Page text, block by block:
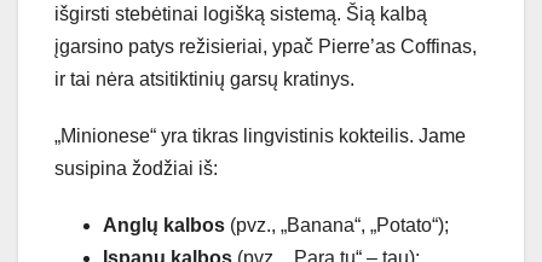
išgirsti stebėtinai logišką sistemą. Šią kalbą
įgarsino patys režisieriai, ypač Pierre’as Coffinas,
ir tai nėra atsitiktinių garsų kratinys.
„Minionese“ yra tikras lingvistinis kokteilis. Jame
susipina žodžiai iš:
Anglų kalbos (pvz., „Banana“, „Potato“);